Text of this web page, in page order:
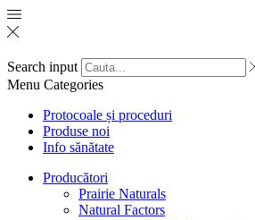
Search input
Menu Categories
Protocoale și proceduri
Produse noi
Info sănătate
Producători
Prairie Naturals
Natural Factors